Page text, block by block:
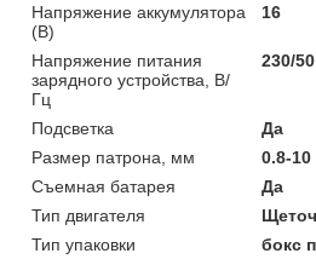
Напряжение аккумулятора
(В)
16
Напряжение питания
зарядного устройства, В/
Гц
230/50
Подсветка
Да
Размер патрона, мм
0.8-10
Съемная батарея
Да
Тип двигателя
Тип упаковки
бокс